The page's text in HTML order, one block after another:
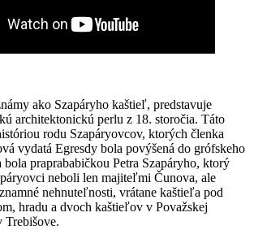
ako Szapáryho kaštieľ, predstavuje
architektonickú perlu z 18. storočia. Táto
rodu Szapáryovcov, ktorých členka
vydatá Egresdy bola povýšená do grófskeho
praprababičkou Petra Szapáryho, ktorý
neboli len majiteľmi Čunova, ale
nehnuteľnosti, vrátane kaštieľa pod
hradu a dvoch kaštieľov v Považskej
Trebišove.